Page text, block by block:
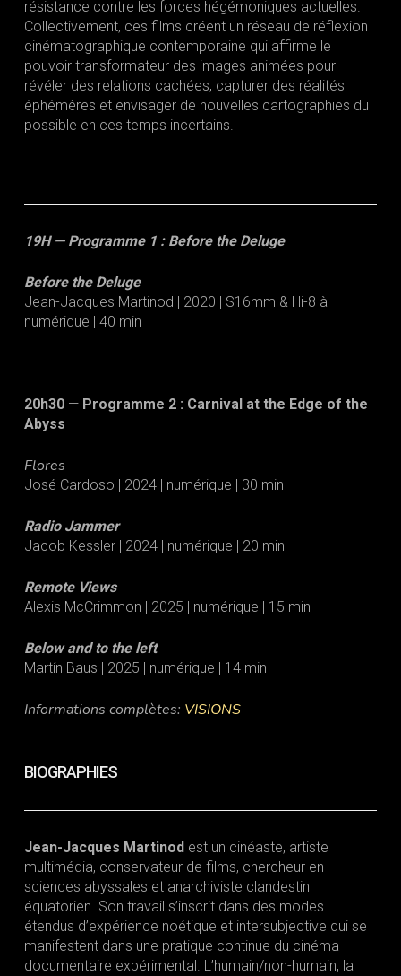
résistance contre les forces hégémoniques actuelles.
Collectivement, ces films créent un réseau de réflexion
cinématographique contemporaine qui affirme le
pouvoir transformateur des images animées pour
révéler des relations cachées, capturer des réalités
éphémères et envisager de nouvelles cartographies du
possible en ces temps incertains.
19H — Programme 1 : Before the Deluge
Before the Deluge
Jean-Jacques Martinod | 2020 | S16mm & Hi-8 à
numérique | 40 min
20h30 — Programme 2 : Carnival at the Edge of the
Abyss
Flores
José Cardoso | 2024 | numérique | 30 min
Radio Jammer
Jacob Kessler | 2024 | numérique | 20 min
Remote Views
Alexis McCrimmon | 2025 | numérique | 15 min
Below and to the left
Martín Baus | 2025 | numérique | 14 min
Informations complètes: VISIONS
BIOGRAPHIES
Jean-Jacques Martinod est un cinéaste, artiste
multimédia, conservateur de films, chercheur en
sciences abyssales et anarchiviste clandestin
équatorien. Son travail s’inscrit dans des modes
étendus d’expérience noétique et intersubjective qui se
manifestent dans une pratique continue du cinéma
documentaire expérimental. L’humain/non-humain, la